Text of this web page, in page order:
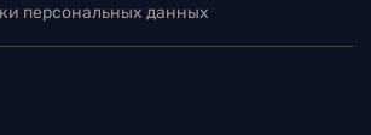
персональных данных